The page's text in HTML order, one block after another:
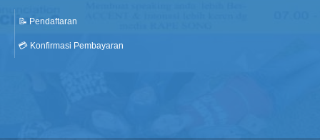
📝 Pendaftaran
💳 Konfirmasi Pembayaran